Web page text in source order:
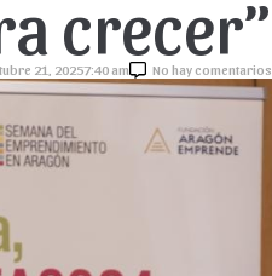
crecer”
21, 20257:40 am No hay comentarios